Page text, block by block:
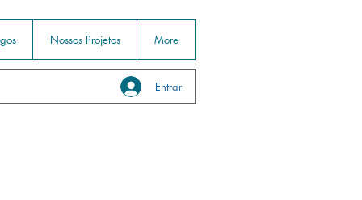
Nossos Projetos More
Entrar